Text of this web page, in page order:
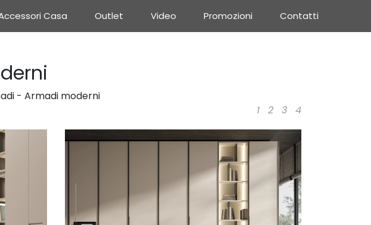
Casa Outlet Video Promozioni Contatti
- Armadi moderni
1
2 3 4